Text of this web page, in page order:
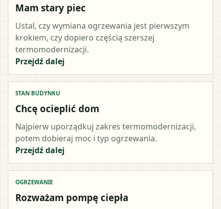
Mam stary piec
Ustal, czy wymiana ogrzewania jest pierwszym
krokiem, czy dopiero częścią szerszej
termomodernizacji.
Przejdź dalej
STAN BUDYNKU
Chcę ocieplić dom
Najpierw uporządkuj zakres termomodernizacji,
potem dobieraj moc i typ ogrzewania.
Przejdź dalej
OGRZEWANIE
Rozważam pompę ciepła